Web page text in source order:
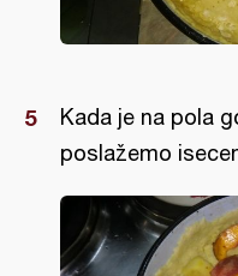
Kada je na pola
poslažemo